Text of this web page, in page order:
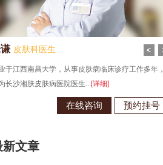
皮肤科医生
于江西南昌大学，从事皮肤病临床诊疗工作多年，
长沙湘肤皮肤病医院医生...[详细]
在线咨询 预约挂号
新文章